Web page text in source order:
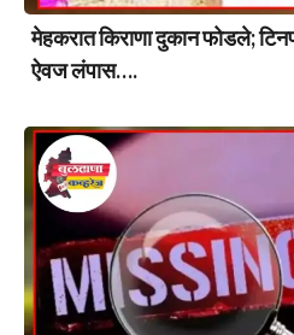
मेहकरात किराणा दुकान फोडले;
ऐवज लंपास….